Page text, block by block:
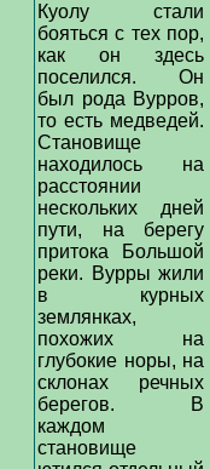
Куолу стали
бояться с тех пор,
как он здесь
поселился. Он
был рода Вурров,
то есть медведей.
Становище
находилось на
расстоянии
нескольких дней
пути, на берегу
притока Большой
реки. Вурры жили
в курных
землянках,
похожих на
глубокие норы, на
склонах речных
берегов. В
каждом
становище